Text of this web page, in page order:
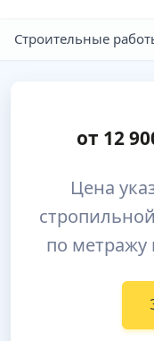
Строительные
от 12
Цена
по метражу